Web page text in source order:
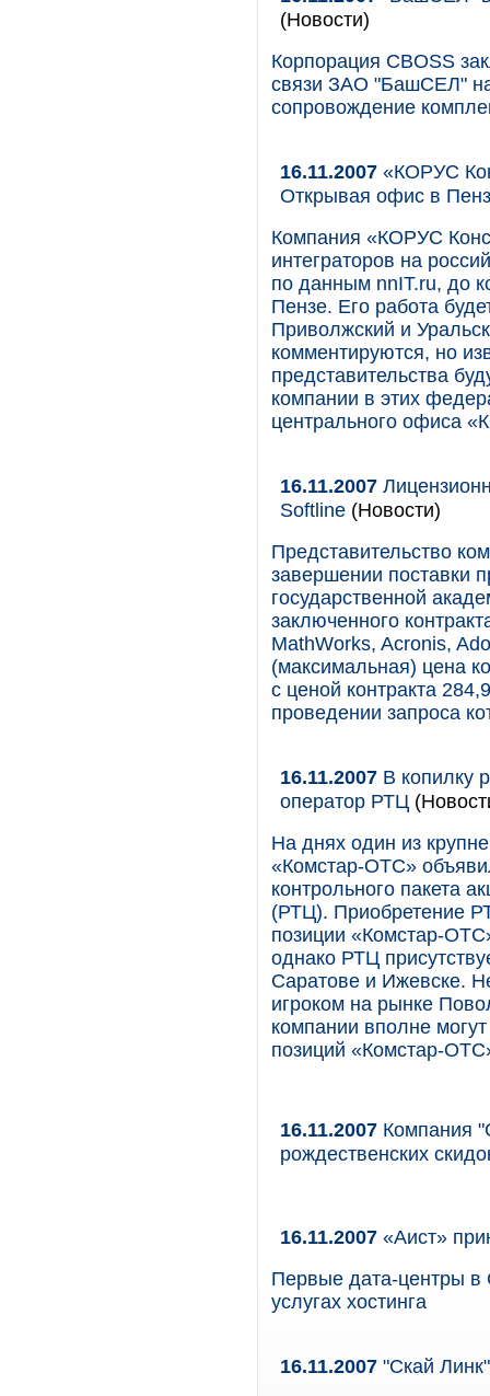
(Новости)
Корпорация CBOSS
связи ЗАО "БашСЕЛ" на
сопровождение
16.11.2007 «КОРУС
Открывая офис в
Компания «КОРУС
интеграторов на
по данным nnIT.ru, до
Пензе. Его работа
Приволжский и
комментируются, но
представительства
компании в этих
центрального офиса
16.11.2007
Softline (Новости)
Представительство
завершении поставки
государственной
заключенного
MathWorks, Acronis,
(максимальная) цена
с ценой контракта
проведении запроса
16.11.2007 В копилку
оператор РТЦ
На днях один из
«Комстар-ОТС»
контрольного пакета
(РТЦ). Приобретение
позиции «Комстар-
однако РТЦ
Саратове и Ижевске.
игроком на рынке
компании вполне
позиций «Комстар-
16.11.2007 Компания
рождественских
16.11.2007 «Аист»
Первые дата-центры в
услугах хостинга
16.11.2007 "Скай